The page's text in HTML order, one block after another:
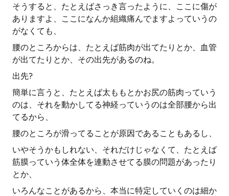
そうすると、たとえばさっき言ったように、ここに傷が
ありますよ、ここになんか組織痛んでますよっていうの
がなくても、
腰のところからは、たとえば筋肉が出てたりとか、血管
が出てたりとか、その出先があるのね。
出先?
簡単に言うと、たとえば太ももとかお尻の筋肉っていう
のは、それを動かしてる神経っていうのは全部腰から出
てるから、
腰のところが滑ってることが原因であることもあるし、
いやそうかもしれない、それだけじゃなくて、たとえば
筋膜っていう体全体を連動させてる膜の問題があったり
とか、
いろんなことがあるから、本当に特定していくのは細か